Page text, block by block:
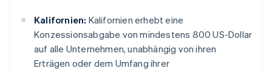
Kalifornien: Kalifornien erhebt eine
Konzessionsabgabe von mindestens 800 US-Dollar
auf alle Unternehmen, unabhängig von ihren
Erträgen oder dem Umfang ihrer